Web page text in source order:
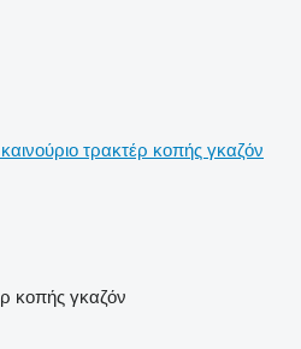
καινούριο τρακτέρ κοπής γκαζόν
κοπής γκαζόν